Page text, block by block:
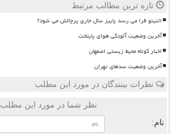
تازه ترین مطالب مرتبط
النینو فرا می رسد پاییز سال جاری پرچالش می شود؟
آخرین وضعیت آلودگی هوای پایتخت
اخبار کوتاه محیط زیستی اصفهان
آخرین وضعیت سدهای تهران
نظرات بینندگان در مورد این مطلب
نظر شما در مورد این مطلب
نام: